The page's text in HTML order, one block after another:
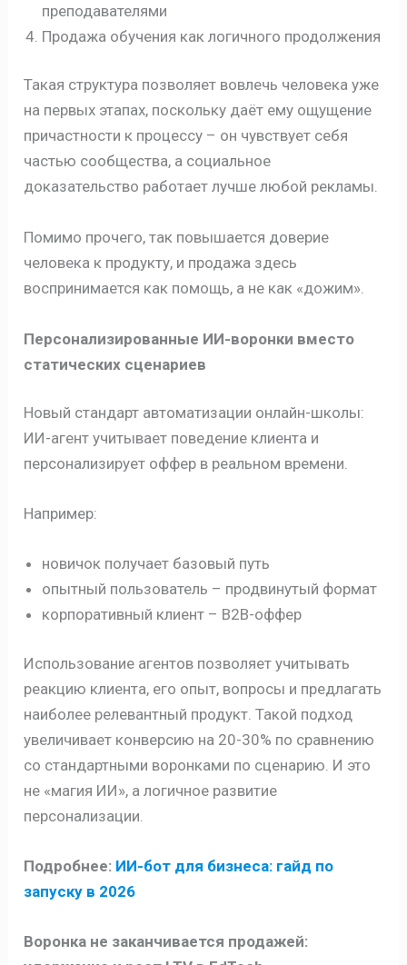
преподавателями
Продажа обучения как логичного продолжения
Такая структура позволяет вовлечь человека уже
на первых этапах, поскольку даёт ему ощущение
причастности к процессу – он чувствует себя
частью сообщества, а социальное
доказательство работает лучше любой рекламы.
Помимо прочего, так повышается доверие
человека к продукту, и продажа здесь
воспринимается как помощь, а не как «дожим».
Персонализированные ИИ-воронки вместо
статических сценариев
Новый стандарт автоматизации онлайн-школы:
ИИ-агент учитывает поведение клиента и
персонализирует оффер в реальном времени.
Например:
новичок получает базовый путь
опытный пользователь – продвинутый формат
корпоративный клиент – B2B-оффер
Использование агентов позволяет учитывать
реакцию клиента, его опыт, вопросы и предлагать
наиболее релевантный продукт. Такой подход
увеличивает конверсию на 20-30% по сравнению
со стандартными воронками по сценарию. И это
не «магия ИИ», а логичное развитие
персонализации.
Подробнее: ИИ-бот для бизнеса: гайд по
запуску в 2026
Воронка не заканчивается продажей: